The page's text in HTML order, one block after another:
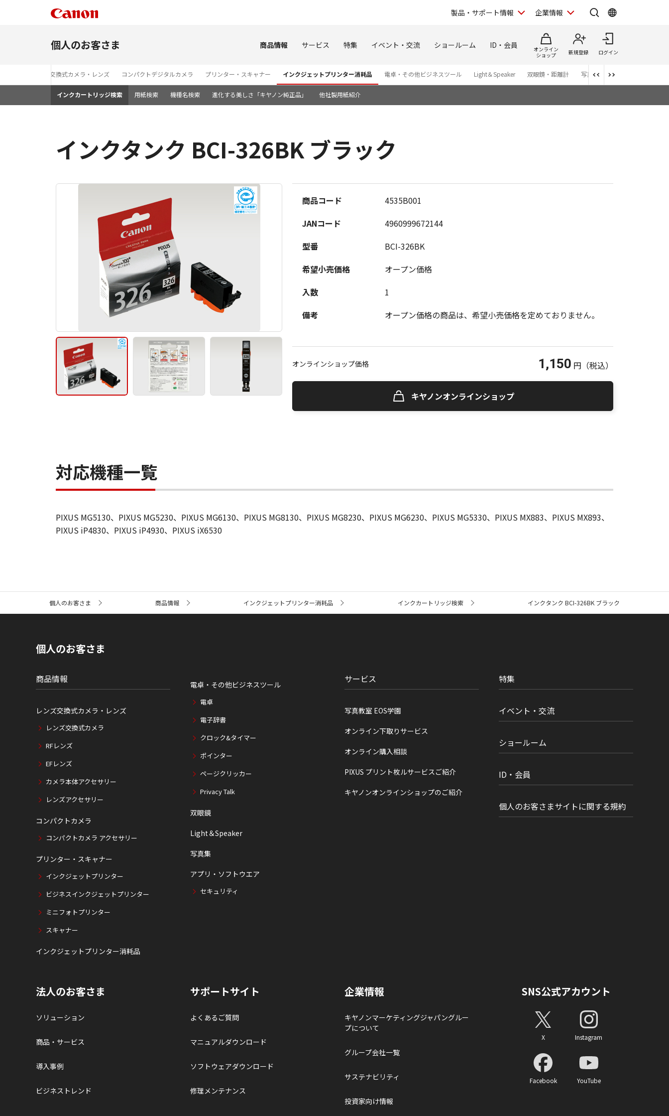
製品・サポート情報 企業情報
個人のお客さま 商品情報 サービス 特集 イベント・交流 ショールーム ID・会員
オンライン
ショップ
新規登録 ログイン
レンズ交換式カメラ・レンズ コンパクトデジタルカメラ プリンター・スキャナー インクジェットプリンター消耗品 電卓・その他ビジネスツール Light＆Speaker 双眼鏡・距離計 写真集 アプリ・ソフトウエ
インクカートリッジ検索 用紙検索 機種名検索 進化する美しさ「キヤノン純正品」 他社製用紙紹介
インクタンク BCI-326BK ブラック
商品コード
4535B001
JANコード
4960999672144
型番
BCI-326BK
希望小売価格
オープン価格
入数
1
備考
オープン価格の商品は、希望小売価格を定めておりません。
オンラインショップ価格 1,150 円 （税込）
キヤノンオンラインショップ
対応機種一覧
PIXUS MG5130、PIXUS MG5230、PIXUS MG6130、PIXUS MG8130、PIXUS MG8230、PIXUS MG6230、PIXUS MG5330、PIXUS MX883、PIXUS MX893、
PIXUS iP4830、PIXUS iP4930、PIXUS iX6530
ト
個人のお客さま 商品情報 インクジェットプリンター消耗品 インクカートリッジ検索 インクタンク BCI-326BK ブラック
個人のお客さま
商品情報
レンズ交換式カメラ・レンズ
レンズ交換式カメラ
RFレンズ
EFレンズ
カメラ本体アクセサリー
レンズアクセサリー
コンパクトカメラ
コンパクトカメラ アクセサリー
プリンター・スキャナー
インクジェットプリンター
ビジネスインクジェットプリンター
ミニフォトプリンター
スキャナー
インクジェットプリンター消耗品
電卓・その他ビジネスツール
電卓
電子辞書
クロック&タイマー
ポインター
ページクリッカー
Privacy Talk
双眼鏡
Light＆Speaker
写真集
アプリ・ソフトウエア
セキュリティ
サービス
写真教室 EOS学園
オンライン下取りサービス
オンライン購入相談
PIXUS プリント枚ルサービスご紹介
キヤノンオンラインショップのご紹介
特集
イベント・交流
ショールーム
ID・会員
個人のお客さまサイトに関する規約
法人のお客さま
ソリューション
商品・サービス
導入事例
ビジネストレンド
サポートサイト
よくあるご質問
マニュアルダウンロード
ソフトウェアダウンロード
修理メンテナンス
企業情報
キヤノンマーケティングジャパングルー
プについて
グループ会社一覧
サステナビリティ
投資家向け情報
SNS公式アカウント
X Instagram
Facebook YouTube